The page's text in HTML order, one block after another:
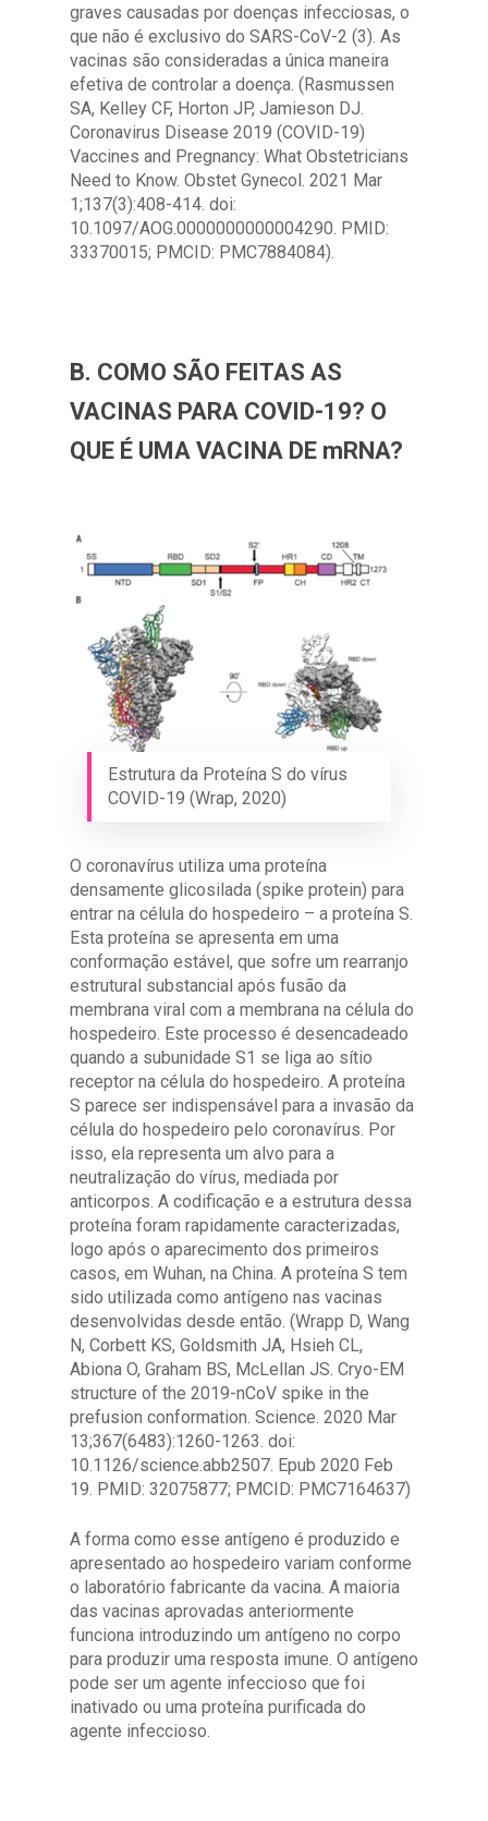
graves causadas por doenças infecciosas, o
que não é exclusivo do SARS-CoV-2 (3). As
vacinas são consideradas a única maneira
efetiva de controlar a doença. (Rasmussen
SA, Kelley CF, Horton JP, Jamieson DJ.
Coronavirus Disease 2019 (COVID-19)
Vaccines and Pregnancy: What Obstetricians
Need to Know. Obstet Gynecol. 2021 Mar
1;137(3):408-414. doi:
10.1097/AOG.0000000000004290. PMID:
33370015; PMCID: PMC7884084).
B. COMO SÃO FEITAS AS
VACINAS PARA COVID-19? O
QUE É UMA VACINA DE mRNA?
Estrutura da Proteína S do vírus
COVID-19 (Wrap, 2020)
O coronavírus utiliza uma proteína
densamente glicosilada (spike protein) para
entrar na célula do hospedeiro – a proteína S.
Esta proteína se apresenta em uma
conformação estável, que sofre um rearranjo
estrutural substancial após fusão da
membrana viral com a membrana na célula do
hospedeiro. Este processo é desencadeado
quando a subunidade S1 se liga ao sítio
receptor na célula do hospedeiro. A proteína
S parece ser indispensável para a invasão da
célula do hospedeiro pelo coronavírus. Por
isso, ela representa um alvo para a
neutralização do vírus, mediada por
anticorpos. A codificação e a estrutura dessa
proteína foram rapidamente caracterizadas,
logo após o aparecimento dos primeiros
casos, em Wuhan, na China. A proteína S tem
sido utilizada como antígeno nas vacinas
desenvolvidas desde então. (Wrapp D, Wang
N, Corbett KS, Goldsmith JA, Hsieh CL,
Abiona O, Graham BS, McLellan JS. Cryo-EM
structure of the 2019-nCoV spike in the
prefusion conformation. Science. 2020 Mar
13;367(6483):1260-1263. doi:
10.1126/science.abb2507. Epub 2020 Feb
19. PMID: 32075877; PMCID: PMC7164637)
A forma como esse antígeno é produzido e
apresentado ao hospedeiro variam conforme
o laboratório fabricante da vacina. A maioria
das vacinas aprovadas anteriormente
funciona introduzindo um antígeno no corpo
para produzir uma resposta imune. O antígeno
pode ser um agente infeccioso que foi
inativado ou uma proteína purificada do
agente infeccioso.